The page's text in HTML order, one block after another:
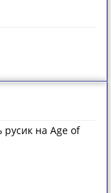
русик на Age of